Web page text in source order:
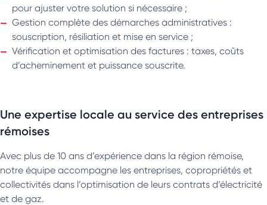
pour ajuster votre solution si nécessaire ;
Gestion complète des démarches administratives :
souscription, résiliation et mise en service ;
Vérification et optimisation des factures : taxes, coûts
d’acheminement et puissance souscrite.
Une expertise locale au service des entreprises
rémoises
Avec plus de 10 ans d’expérience dans la région rémoise,
notre équipe accompagne les entreprises, copropriétés et
collectivités dans l’optimisation de leurs contrats d’électricité
et de gaz.